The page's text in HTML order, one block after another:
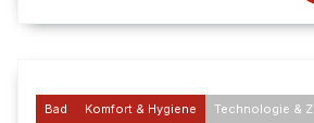
Bad Komfort & Hygiene Technologie &